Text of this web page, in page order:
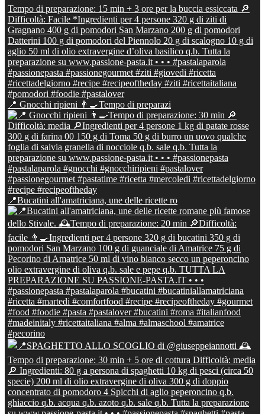
📍 Gnocchi ripieni 👨‍🍳Tempo di preparazi
📍Bucatini all'amatriciana, une delle ricette ro